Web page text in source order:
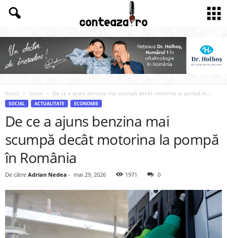
Acasă Social De ce a ajuns benzina mai scumpă decât motorina la pompă în...
SOCIAL ACTUALITATE ECONOMIE
De ce a ajuns benzina mai
scumpă decât motorina la pompă
în România
De către Adrian Nedea - mai 29, 2026 1971 0